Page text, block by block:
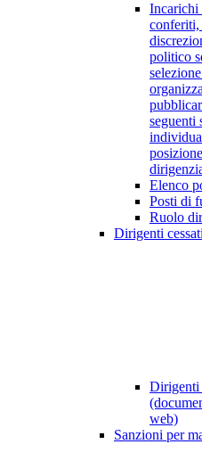
Incarichi
politico
seguenti
Elenco
Posti di
Ruolo
Dirigenti cessati
Dirigenti
web)
Sanzioni per